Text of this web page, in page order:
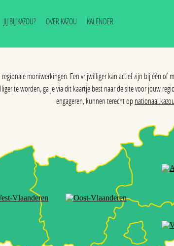
JIJ BIJ KAZOU? OVER KAZOU KALENDER
regionale moniwerkingen. Een vrijwilliger kan actief zijn bij één
te worden, ga je via dit kaartje best naar de site voor jouw
engageren, kunnen terecht op